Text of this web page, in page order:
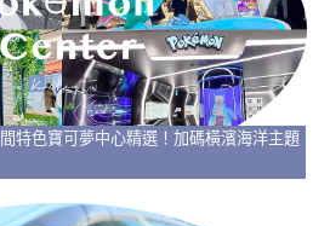
特色寶可夢中心精選！加碼橫濱海洋主題